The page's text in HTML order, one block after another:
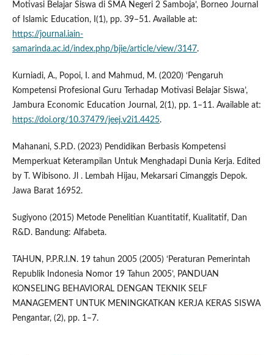
Motivasi Belajar Siswa di SMA Negeri 2 Samboja’, Borneo Journal
of Islamic Education, I(1), pp. 39–51. Available at:
https://journal.iain-
samarinda.ac.id/index.php/bjie/article/view/3147.
Kurniadi, A., Popoi, I. and Mahmud, M. (2020) ‘Pengaruh
Kompetensi Profesional Guru Terhadap Motivasi Belajar Siswa’,
Jambura Economic Education Journal, 2(1), pp. 1–11. Available at:
https://doi.org/10.37479/jeej.v2i1.4425.
Mahanani, S.P.D. (2023) Pendidikan Berbasis Kompetensi
Memperkuat Keterampilan Untuk Menghadapi Dunia Kerja. Edited
by T. Wibisono. Jl . Lembah Hijau, Mekarsari Cimanggis Depok.
Jawa Barat 16952.
Sugiyono (2015) Metode Penelitian Kuantitatif, Kualitatif, Dan
R&D. Bandung: Alfabeta.
TAHUN, P.P.R.I.N. 19 tahun 2005 (2005) ‘Peraturan Pemerintah
Republik Indonesia Nomor 19 Tahun 2005’, PANDUAN
KONSELING BEHAVIORAL DENGAN TEKNIK SELF
MANAGEMENT UNTUK MENINGKATKAN KERJA KERAS SISWA
Pengantar, (2), pp. 1–7.